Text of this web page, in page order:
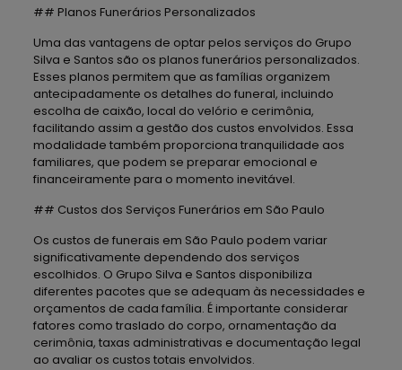
## Planos Funerários Personalizados
Uma das vantagens de optar pelos serviços do Grupo
Silva e Santos são os planos funerários personalizados.
Esses planos permitem que as famílias organizem
antecipadamente os detalhes do funeral, incluindo
escolha de caixão, local do velório e cerimônia,
facilitando assim a gestão dos custos envolvidos. Essa
modalidade também proporciona tranquilidade aos
familiares, que podem se preparar emocional e
financeiramente para o momento inevitável.
## Custos dos Serviços Funerários em São Paulo
Os custos de funerais em São Paulo podem variar
significativamente dependendo dos serviços
escolhidos. O Grupo Silva e Santos disponibiliza
diferentes pacotes que se adequam às necessidades e
orçamentos de cada família. É importante considerar
fatores como traslado do corpo, ornamentação da
cerimônia, taxas administrativas e documentação legal
ao avaliar os custos totais envolvidos.